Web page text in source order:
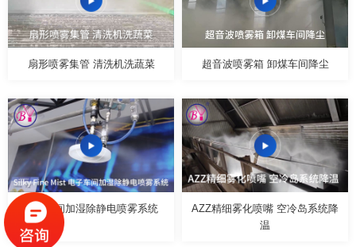
扇形喷雾集管 清洗机洗蔬菜 超音波喷雾箱 卸煤车间降尘
电子车间加湿除静电喷雾系统
AZZ精细雾化喷嘴 空冷岛系统降
温